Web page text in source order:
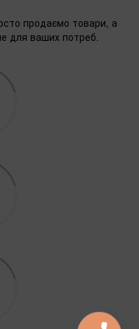
продаємо товари, а
для ваших потреб.